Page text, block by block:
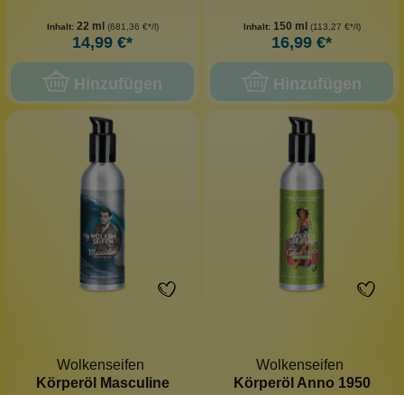
Inhalt: 22 ml (681,36 €*/l)
14,99 €*
Hinzufügen
Inhalt: 150 ml (113,27 €*/l)
16,99 €*
Hinzufügen
Wolkenseifen
Körperöl Masculine
Wolkenseifen
Körperöl Anno 1950